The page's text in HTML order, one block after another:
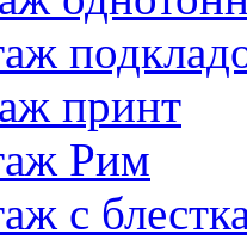
принт
Рим
с